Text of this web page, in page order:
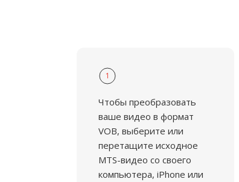
1
Чтобы преобразовать
ваше видео в формат
VOB, выберите или
перетащите исходное
MTS-видео со своего
компьютера, iPhone или